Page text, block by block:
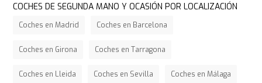
COCHES DE SEGUNDA MANO Y OCASIÓN POR LOCALIZACIÓN
Coches en Madrid Coches en Barcelona
Coches en Girona Coches en Tarragona
Coches en Lleida Coches en Sevilla Coches en Málaga